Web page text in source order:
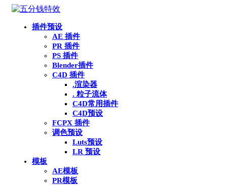
插件预设
AE 插件
PR 插件
PS 插件
Blender插件
C4D 插件
.渲染器
. 粒子流体
C4D常用插件
C4D预设
FCPX 插件
调色预设
Luts预设
LR 预设
模板
AE模板
PR模板